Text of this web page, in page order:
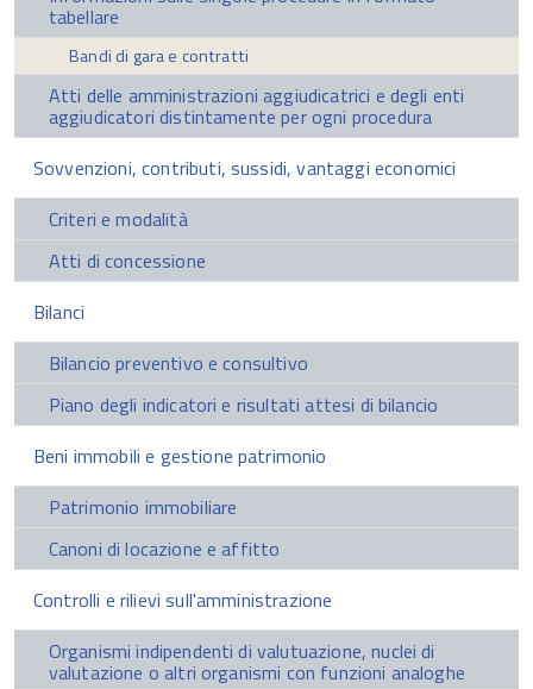
tabellare
Bandi di gara e contratti
Atti delle amministrazioni aggiudicatrici e degli enti
aggiudicatori distintamente per ogni procedura
Sovvenzioni, contributi, sussidi, vantaggi economici
Criteri e modalità
Atti di concessione
Bilanci
Bilancio preventivo e consultivo
Piano degli indicatori e risultati attesi di bilancio
Beni immobili e gestione patrimonio
Patrimonio immobiliare
Canoni di locazione e affitto
Controlli e rilievi sull'amministrazione
Organismi indipendenti di valutuazione, nuclei di
valutazione o altri organismi con funzioni analoghe